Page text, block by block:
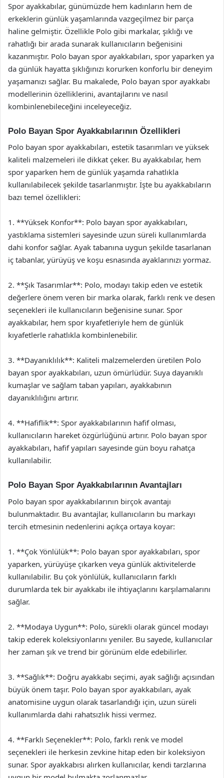
Spor ayakkabılar, günümüzde hem kadınların hem de
erkeklerin günlük yaşamlarında vazgeçilmez bir parça
haline gelmiştir. Özellikle Polo gibi markalar, şıklığı ve
rahatlığı bir arada sunarak kullanıcıların beğenisini
kazanmıştır. Polo bayan spor ayakkabıları, spor yaparken ya
da günlük hayatta şıklığınızı korurken konforlu bir deneyim
yaşamanızı sağlar. Bu makalede, Polo bayan spor ayakkabı
modellerinin özelliklerini, avantajlarını ve nasıl
kombinlenebileceğini inceleyeceğiz.
Polo Bayan Spor Ayakkabılarının Özellikleri
Polo bayan spor ayakkabıları, estetik tasarımları ve yüksek
kaliteli malzemeleri ile dikkat çeker. Bu ayakkabılar, hem
spor yaparken hem de günlük yaşamda rahatlıkla
kullanılabilecek şekilde tasarlanmıştır. İşte bu ayakkabıların
bazı temel özellikleri:
1. **Yüksek Konfor**: Polo bayan spor ayakkabıları,
yastıklama sistemleri sayesinde uzun süreli kullanımlarda
dahi konfor sağlar. Ayak tabanına uygun şekilde tasarlanan
iç tabanlar, yürüyüş ve koşu esnasında ayaklarınızı yormaz.
2. **Şık Tasarımlar**: Polo, modayı takip eden ve estetik
değerlere önem veren bir marka olarak, farklı renk ve desen
seçenekleri ile kullanıcıların beğenisine sunar. Spor
ayakkabılar, hem spor kıyafetleriyle hem de günlük
kıyafetlerle rahatlıkla kombinlenebilir.
3. **Dayanıklılık**: Kaliteli malzemelerden üretilen Polo
bayan spor ayakkabıları, uzun ömürlüdür. Suya dayanıklı
kumaşlar ve sağlam taban yapıları, ayakkabının
dayanıklılığını artırır.
4. **Hafiflik**: Spor ayakkabılarının hafif olması,
kullanıcıların hareket özgürlüğünü artırır. Polo bayan spor
ayakkabıları, hafif yapıları sayesinde gün boyu rahatça
kullanılabilir.
Polo Bayan Spor Ayakkabılarının Avantajları
Polo bayan spor ayakkabılarının birçok avantajı
bulunmaktadır. Bu avantajlar, kullanıcıların bu markayı
tercih etmesinin nedenlerini açıkça ortaya koyar:
1. **Çok Yönlülük**: Polo bayan spor ayakkabıları, spor
yaparken, yürüyüşe çıkarken veya günlük aktivitelerde
kullanılabilir. Bu çok yönlülük, kullanıcıların farklı
durumlarda tek bir ayakkabı ile ihtiyaçlarını karşılamalarını
sağlar.
2. **Modaya Uygun**: Polo, sürekli olarak güncel modayı
takip ederek koleksiyonlarını yeniler. Bu sayede, kullanıcılar
her zaman şık ve trend bir görünüm elde edebilirler.
3. **Sağlık**: Doğru ayakkabı seçimi, ayak sağlığı açısından
büyük önem taşır. Polo bayan spor ayakkabıları, ayak
anatomisine uygun olarak tasarlandığı için, uzun süreli
kullanımlarda dahi rahatsızlık hissi vermez.
4. **Farklı Seçenekler**: Polo, farklı renk ve model
seçenekleri ile herkesin zevkine hitap eden bir koleksiyon
sunar. Spor ayakkabısı alırken kullanıcılar, kendi tarzlarına